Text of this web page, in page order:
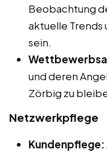
Beobachtung
aktuelle Trends
sein.
und deren
Zörbig zu
Netzwerkpflege
Kundenpflege: